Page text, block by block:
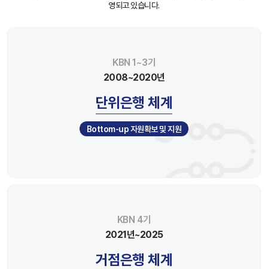
영되고 있습니다.
KBN 1~3기
2008~2020년
단위은행 체계
Bottom-up 자원확보 및 지원
KBN 4기
2021년~2025
거점은행 체계